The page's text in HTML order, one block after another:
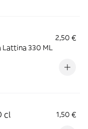
2,50 €
Lattina 330 ML
cl 1,50 €